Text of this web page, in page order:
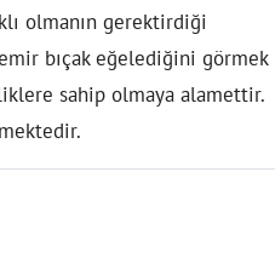
olmanın gerektirdiği
bıçak eğelediğini görmek
sahip olmaya alamettir.